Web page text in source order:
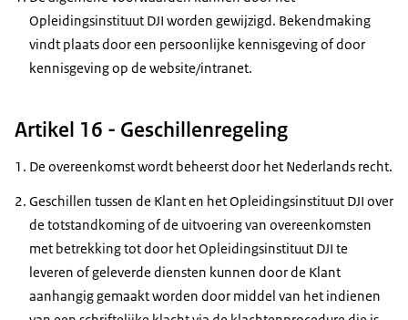
Opleidingsinstituut DJI worden gewijzigd. Bekendmaking
vindt plaats door een persoonlijke kennisgeving of door
kennisgeving op de website/intranet.
Artikel 16 - Geschillenregeling
De overeenkomst wordt beheerst door het Nederlands recht.
Geschillen tussen de Klant en het Opleidingsinstituut DJI over
de totstandkoming of de uitvoering van overeenkomsten
met betrekking tot door het Opleidingsinstituut DJI te
leveren of geleverde diensten kunnen door de Klant
aanhangig gemaakt worden door middel van het indienen